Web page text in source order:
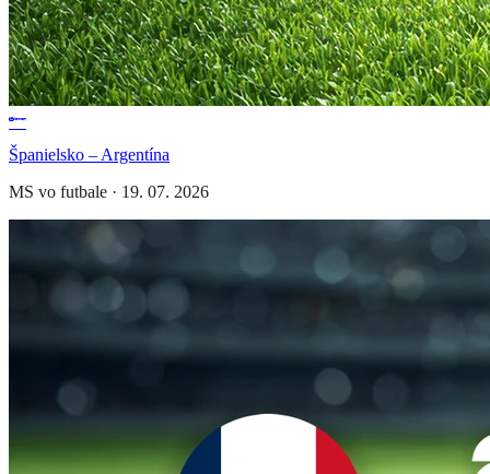
Španielsko – Argentína
MS vo futbale · 19. 07. 2026